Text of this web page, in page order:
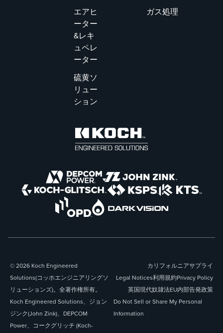
エアヒ
ーター
&レキ
ュペレ
ーター
硫黄ソ
リュー
ション
ガス処理
© 2026 Koch Engineered
Solutions(コッホエンジニアリングソ
リューションズ)。全著作権所有。
Koch Engineered Solutions、ジョン
ジンク(John Zink)、DEPCOM
Power、コークグリッチ (Koch-
カリフォルニアサプライ
Legal Notices利用規約Privacy Policy
英国現代奴隷法EU内部告発政策
Do Not Sell or Share My Personal
Information